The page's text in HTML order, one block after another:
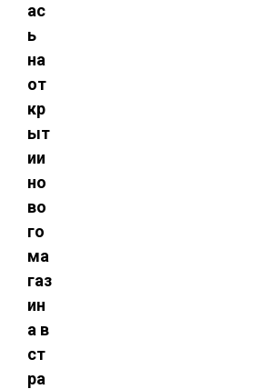
ас
ь
на
от
кр
ыт
ии
но
во
го
ма
газ
ин
а в
ст
ра